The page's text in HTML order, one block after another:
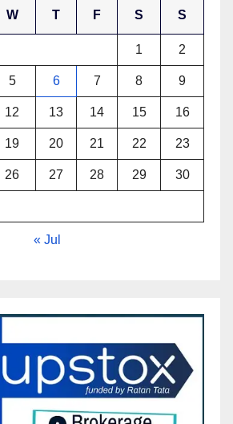
W T F S S
1 2
5 6 7 8 9
12 13 14 15 16
19 20 21 22 23
26 27 28 29 30
« Jul